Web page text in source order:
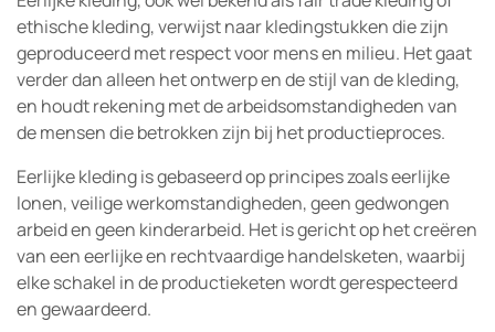
ethische kleding, verwijst naar kledingstukken die zijn
geproduceerd met respect voor mens en milieu. Het gaat
verder dan alleen het ontwerp en de stijl van de kleding,
en houdt rekening met de arbeidsomstandigheden van
de mensen die betrokken zijn bij het productieproces.
Eerlijke kleding is gebaseerd op principes zoals eerlijke
lonen, veilige werkomstandigheden, geen gedwongen
arbeid en geen kinderarbeid. Het is gericht op het creëren
van een eerlijke en rechtvaardige handelsketen, waarbij
elke schakel in de productieketen wordt gerespecteerd
en gewaardeerd.